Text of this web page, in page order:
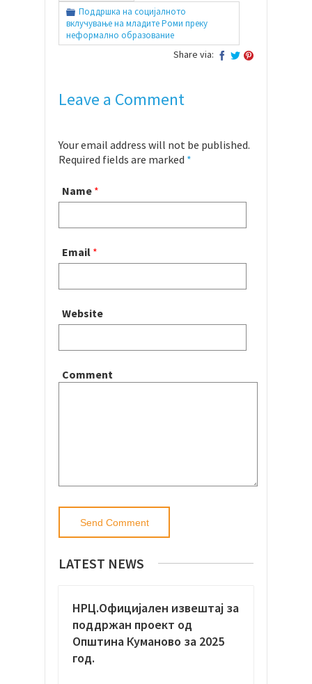
Поддршка на социјалното
вклучување на младите Роми преку
неформално образование
Share via:
Leave a Comment
Your email address will not be published.
Required fields are marked *
Name *
Email *
Website
Comment
LATEST NEWS
НРЦ.Официјaлен извештај за
поддржан проект од
Општина Куманово за 2025
год.